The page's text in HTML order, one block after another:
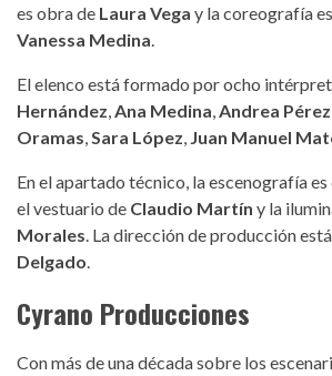
es obra de Laura Vega y la coreografía
Vanessa Medina.
El elenco está formado por ocho
Hernández,Ana Medina,Andrea Pérez
Oramas,Sara López, Juan Manuel
En el apartado técnico, la escenografía es
el vestuario de Claudio Martín y la
Morales. La dirección de producción
Delgado.
Cyrano Producciones
Con más de una década sobre los